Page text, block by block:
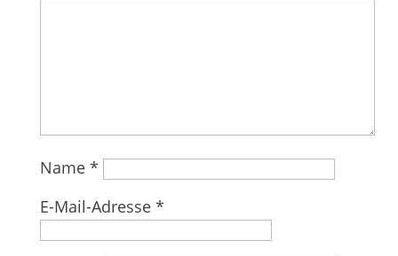
Name *
E-Mail-Adresse *